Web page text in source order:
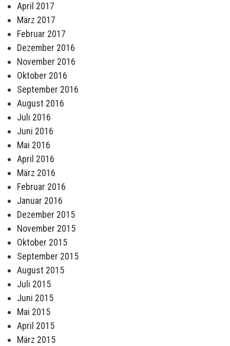
April 2017
März 2017
Februar 2017
Dezember 2016
November 2016
Oktober 2016
September 2016
August 2016
Juli 2016
Juni 2016
Mai 2016
April 2016
März 2016
Februar 2016
Januar 2016
Dezember 2015
November 2015
Oktober 2015
September 2015
August 2015
Juli 2015
Juni 2015
Mai 2015
April 2015
März 2015